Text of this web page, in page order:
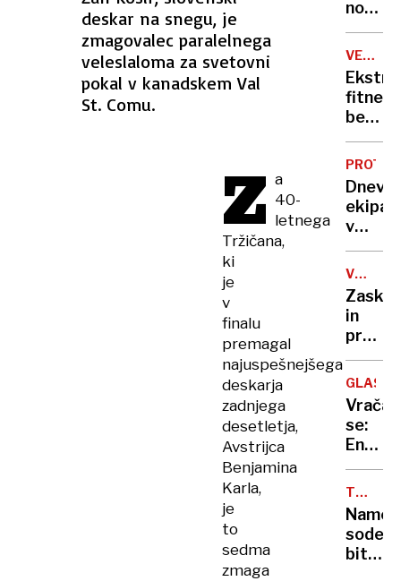
deskar na snegu, je
zmagovalec paralelnega
veleslaloma za svetovni
pokal v kanadskem Val
St. Comu.
Z a
40-
letnega
Tržičana,
ki
je
v
finalu
premagal
najuspešnejšega
deskarja
zadnjega
desetletja,
Avstrijca
Benjamina
Karla,
je
to
sedma
zmaga
osebe
novo
vlado,
ki bo
ščitila
Srbije
VELIKA
fitnes
belih
ekipa
v
Raglje,
in 15
minut
tišine
VZGOJA
IN
in
pri
novem
zakonu
GLASBA
se:
Enkrat
-
vedno
PROGE
bitka